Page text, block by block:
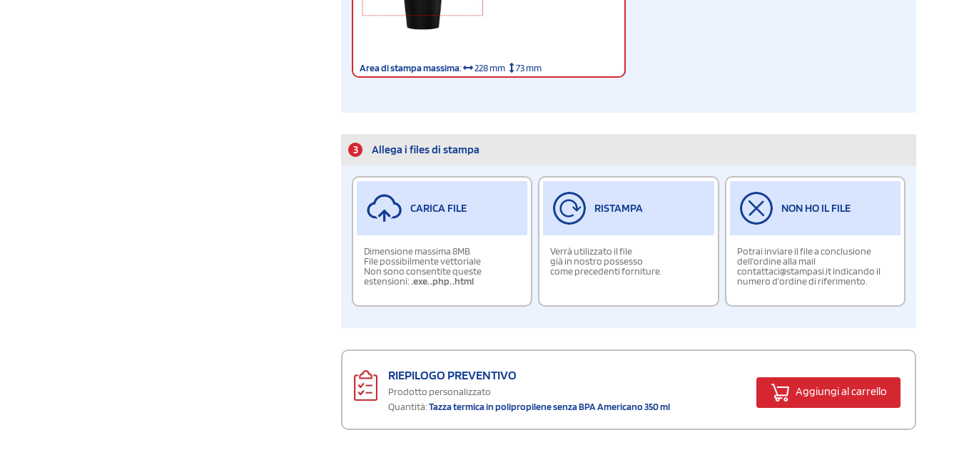
Area di stampa massima: 228 mm 73 mm
3 Allega i files di stampa
CARICA FILE
Dimensione massima 8MB
File possibilmente vettoriale
Non sono consentite queste
estensioni:.exe,.php,.html
RISTAMPA
Verrà utilizzato il file
già in nostro possesso
come precedenti forniture.
NON HO IL FILE
Potrai inviare il file a conclusione
dell'ordine alla mail
contattaci@stampasi.it indicando il
numero d'ordine di riferimento.
RIEPILOGO PREVENTIVO
Prodotto personalizzato
Quantità:Tazza termica in polipropilene senza BPA Americano 350 ml
Aggiungi al carrello